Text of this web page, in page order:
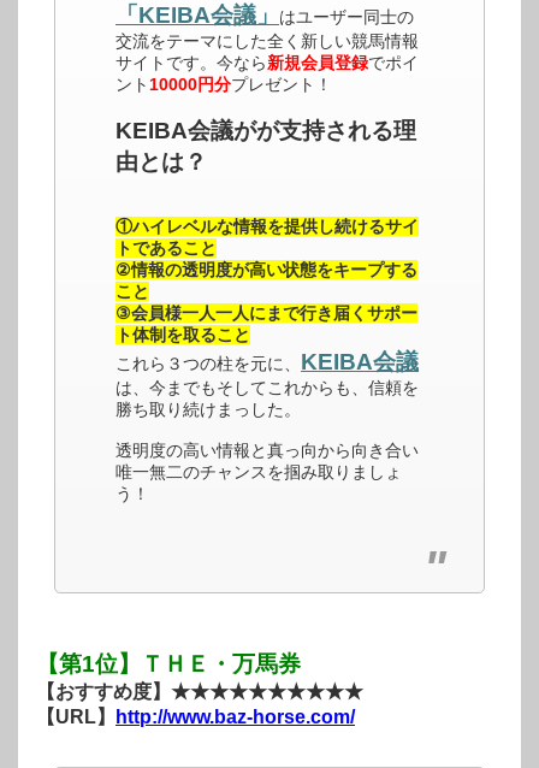
「KEIBA会議」
はユーザー同士の
交流をテーマにした全く新しい競馬情報
サイトです。今なら新規会員登録でポイ
ント10000円分プレゼント！
KEIBA会議がが支持される理
由とは？
①ハイレベルな情報を提供し続けるサイ
トであること
②情報の透明度が高い状態をキープする
こと
③会員様一人一人にまで行き届くサポー
ト体制を取ること
これら３つの柱を元に、 KEIBA会議
は、今までもそしてこれからも、信頼を
勝ち取り続けまっした。
透明度の高い情報と真っ向から向き合い
唯一無二のチャンスを掴み取りましょ
う！
【第1位】ＴＨＥ・万馬券
【おすすめ度】★★★★★★★★★★
【URL】
http://www.baz-horse.com/